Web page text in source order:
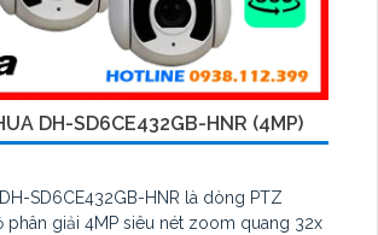
DH-SD6CE432GB-HNR (4MP)
SD6CE432GB-HNR là dòng PTZ
phân giải 4MP siêu nét zoom quang 32x